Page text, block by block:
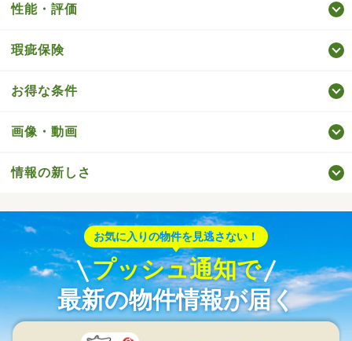
性能・評価
瑕疵保険
お得な条件
画像・動画
情報の新しさ
お気に入りの物件を見逃さない！
プッシュ通知で
最新の物件情報が届く